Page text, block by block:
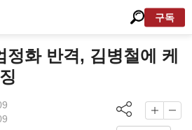
구독
화 반격, 김병철에 케